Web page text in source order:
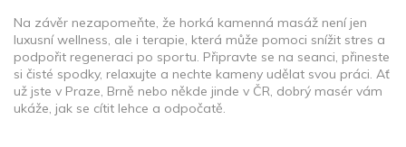
Na závěr nezapomeňte, že horká kamenná masáž není jen
luxusní wellness, ale i terapie, která může pomoci snížit stres a
podpořit regeneraci po sportu. Připravte se na seanci, přineste
si čisté spodky, relaxujte a nechte kameny udělat svou práci. Ať
už jste v Praze, Brně nebo někde jinde v ČR, dobrý masér vám
ukáže, jak se cítit lehce a odpočatě.